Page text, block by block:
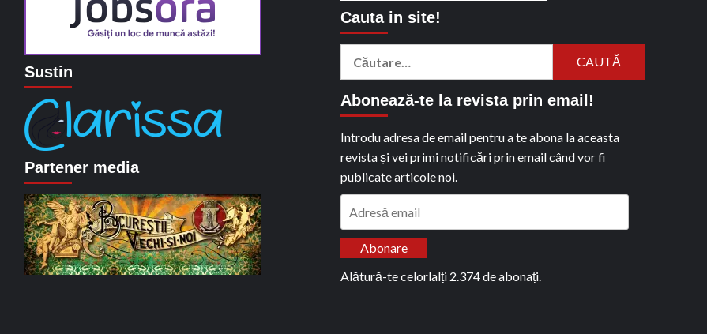
Sustin
Partener media
Cauta in site!
Caută
Abonează-te la revista prin email!
Introdu adresa de email pentru a te abona la aceasta
revista și vei primi notificări prin email când vor fi
publicate articole noi.
Abonare
Alătură-te celorlalți 2.374 de abonați.